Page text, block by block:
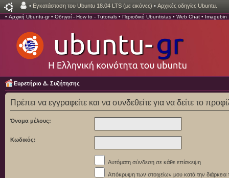
• Εγκατάσταση του Ubuntu 18.04 LTS (με εικόνες) • Αρχικές οδηγίες Ubuntu.
• Αρχική Ubuntu-gr• Οδηγοί - How to - Tutorials • Περιοδικό Ubuntistas • Web Chat • Imagebin
Ευρετήριο Δ. Συζήτησης
Πρέπει να εγγραφείτε και να συνδεθείτε για να δείτε το
Όνομα μέλους:
Κωδικός:
Αυτόματη σύνδεση σε κάθε επίσκεψη
Απόκρυψη των στοιχείων μου κατά την διάρκεια